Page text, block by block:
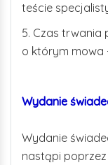
teście
5. Czas trwania
o którym mowa
Wydanie
Wydanie
nastąpi